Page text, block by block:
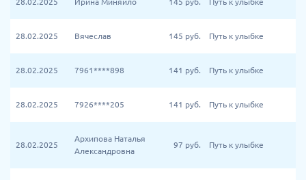
28.02.2025 Вячеслав 145 руб. Путь к улыбке
28.02.2025 7961****898 141 руб. Путь к улыбке
28.02.2025 7926****205 141 руб. Путь к улыбке
28.02.2025
Архипова Наталья
Александровна
97 руб. Путь к улыбке